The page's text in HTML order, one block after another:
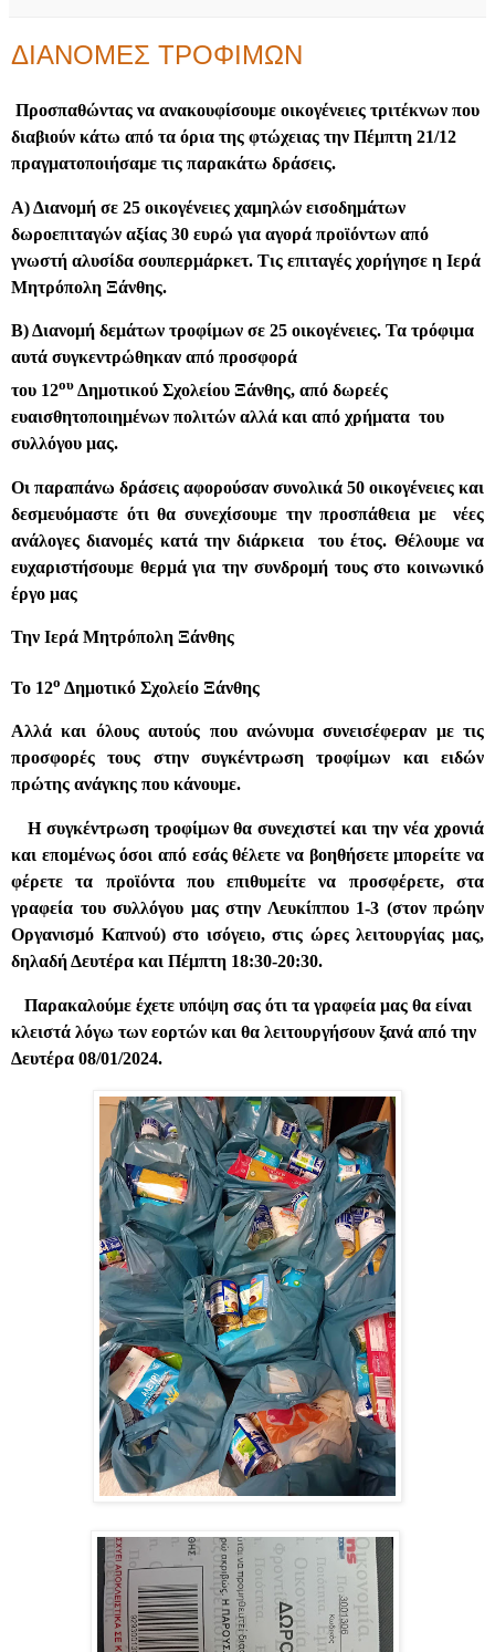
ΔΙΑΝΟΜΕΣ ΤΡΟΦΙΜΩΝ
Προσπαθώντας να ανακουφίσουμε οικογένειες τριτέκνων που
διαβιούν κάτω από τα όρια της φτώχειας την Πέμπτη 21/12
πραγματοποιήσαμε τις παρακάτω δράσεις.
Α) Διανομή σε 25 οικογένειες χαμηλών εισοδημάτων
δωροεπιταγών αξίας 30 ευρώ για αγορά προϊόντων από
γνωστή αλυσίδα σουπερμάρκετ. Τις επιταγές χορήγησε η Ιερά
Μητρόπολη Ξάνθης.
Β) Διανομή δεμάτων τροφίμων σε 25 οικογένειες. Τα τρόφιμα
αυτά συγκεντρώθηκαν από προσφορά
του 12ου Δημοτικού Σχολείου Ξάνθης, από δωρεές
ευαισθητοποιημένων πολιτών αλλά και από χρήματα του
συλλόγου μας.
Οι παραπάνω δράσεις αφορούσαν συνολικά 50 οικογένειες και
δεσμευόμαστε ότι θα συνεχίσουμε την προσπάθεια με
νέες
ανάλογες διανομές κατά την διάρκεια
του έτος. Θέλουμε να
ευχαριστήσουμε θερμά για την συνδρομή τους στο κοινωνικό
έργο μας
Την Ιερά Μητρόπολη Ξάνθης
Το 12ο Δημοτικό Σχολείο Ξάνθης
Αλλά και όλους αυτούς που ανώνυμα συνεισέφεραν με τις
προσφορές τους στην συγκέντρωση τροφίμων και ειδών
πρώτης ανάγκης που κάνουμε.
Η συγκέντρωση τροφίμων θα συνεχιστεί και την νέα χρονιά
και επομένως όσοι από εσάς θέλετε να βοηθήσετε μπορείτε να
φέρετε τα προϊόντα που επιθυμείτε να προσφέρετε, στα
γραφεία του συλλόγου μας στην Λευκίππου 1-3 (στον πρώην
Οργανισμό Καπνού) στο ισόγειο, στις ώρες λειτουργίας μας,
δηλαδή Δευτέρα και Πέμπτη 18:30-20:30.
Παρακαλούμε έχετε υπόψη σας ότι τα γραφεία μας θα είναι
κλειστά λόγω των εορτών και θα λειτουργήσουν ξανά από την
Δευτέρα 08/01/2024.